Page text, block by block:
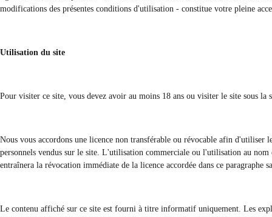
modifications des présentes conditions d'utilisation - constitue votre pleine
Utilisation du site
Pour visiter ce site, vous devez avoir au moins 18 ans ou visiter le site sous
Nous vous accordons une licence non transférable ou révocable afin d'utiliser
personnels vendus sur le site. L'utilisation commerciale ou l'utilisation au
entraînera la révocation immédiate de la licence accordée dans ce paragraphe
Le contenu affiché sur ce site est fourni à titre informatif uniquement. Les